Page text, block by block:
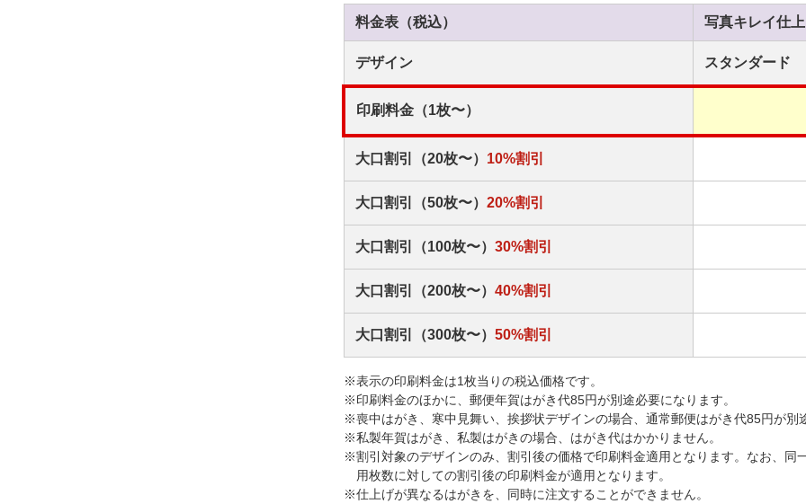
料金表 （税込） 写真キレイ仕
デザイン スタンダード
印刷料金（1枚〜）
大口割引（20枚〜） 10%割引
大口割引（50枚〜） 20%割引
大口割引（100枚〜） 30%割引
大口割引（200枚〜） 40%割引
大口割引（300枚〜） 50%割引
※表示の印刷料金は1枚当りの税込価格です。
※印刷料金のほかに、郵便年賀はがき代85円が別途必要になります。
※喪中はがき、寒中見舞い、挨拶状デザインの場合、通常郵便はがき代85円が別
※私製年賀はがき、私製はがきの場合、はがき代はかかりません。
※割引対象のデザインのみ、割引後の価格で印刷料金適用となります。なお、
用枚数に対しての割引後の印刷料金が適用となります。
※仕上げが異なるはがきを、同時に注文することができません。